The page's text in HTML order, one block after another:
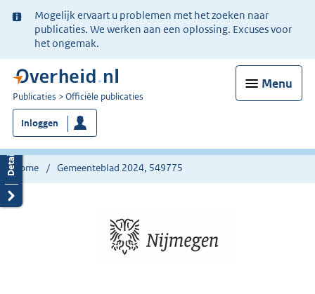
Ter
informatie:
Mogelijk ervaart u problemen met het zoeken naar
publicaties. We werken aan een oplossing. Excuses voor
het ongemak.
Menu
U
bent
nu
hier:
Publicaties Officiële publicaties
Inloggen
Home Gemeenteblad 2024, 549775